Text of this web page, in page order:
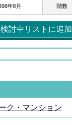
年8月 階数
検討中リストに追加
ク・マンション